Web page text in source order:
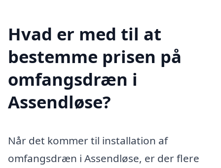
Hvad er med til at
bestemme prisen på
omfangsdræn i
Assendløse?
Når det kommer til installation af
omfangsdræn i Assendløse, er der flere